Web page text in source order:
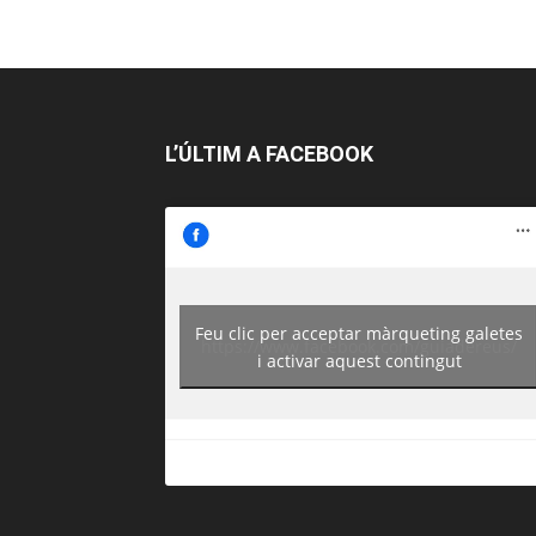
L’ÚLTIM A FACEBOOK
https://www.facebook.com/guiadereus/
Feu clic per acceptar màrqueting galetes
i activar aquest contingut